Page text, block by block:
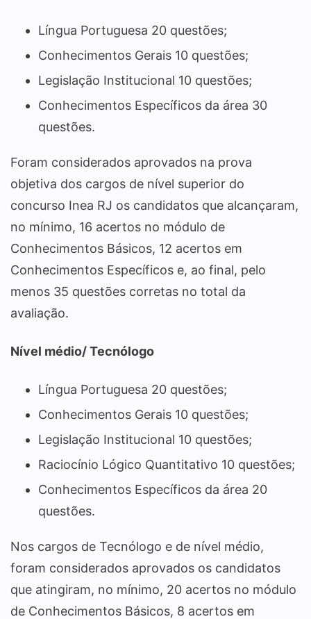
Língua Portuguesa 20 questões;
Conhecimentos Gerais 10 questões;
Legislação Institucional 10 questões;
Conhecimentos Específicos da área 30
questões.
Foram considerados aprovados na prova
objetiva dos cargos de nível superior do
concurso Inea RJ os candidatos que alcançaram,
no mínimo, 16 acertos no módulo de
Conhecimentos Básicos, 12 acertos em
Conhecimentos Específicos e, ao final, pelo
menos 35 questões corretas no total da
avaliação.
Nível médio/ Tecnólogo
Língua Portuguesa 20 questões;
Conhecimentos Gerais 10 questões;
Legislação Institucional 10 questões;
Raciocínio Lógico Quantitativo 10 questões;
Conhecimentos Específicos da área 20
questões.
Nos cargos de Tecnólogo e de nível médio,
foram considerados aprovados os candidatos
que atingiram, no mínimo, 20 acertos no módulo
de Conhecimentos Básicos, 8 acertos em